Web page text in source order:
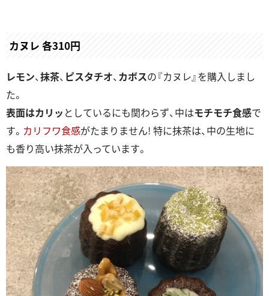
カヌレ 各310円
レモン、抹茶、 ピスタチオ、 カボスの『カヌレ』を購入しまし
た。
表面はカリッ としているにも関わらず、中はモチモチ食感で
す。 カリフワ食感がたまりません! 特に抹茶は、中の生地に
も香り高い抹茶が入っています。